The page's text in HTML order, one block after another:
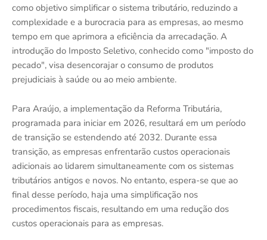
como objetivo simplificar o sistema tributário, reduzindo a
complexidade e a burocracia para as empresas, ao mesmo
tempo em que aprimora a eficiência da arrecadação. A
introdução do Imposto Seletivo, conhecido como "imposto do
pecado", visa desencorajar o consumo de produtos
prejudiciais à saúde ou ao meio ambiente.
Para Araújo, a implementação da Reforma Tributária,
programada para iniciar em 2026, resultará em um período
de transição se estendendo até 2032. Durante essa
transição, as empresas enfrentarão custos operacionais
adicionais ao lidarem simultaneamente com os sistemas
tributários antigos e novos. No entanto, espera-se que ao
final desse período, haja uma simplificação nos
procedimentos fiscais, resultando em uma redução dos
custos operacionais para as empresas.